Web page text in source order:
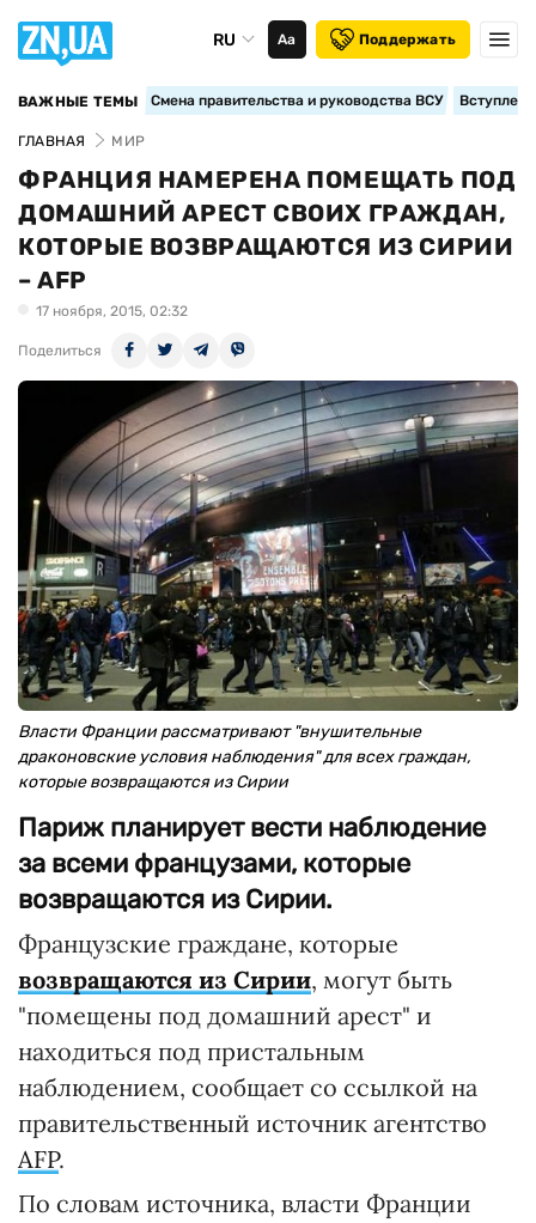
RU Аа Поддержать
ВАЖНЫЕ ТЕМЫ Смена правительства и руководства ВСУ
ГЛАВНАЯ МИР
ФРАНЦИЯ НАМЕРЕНА ПОМЕЩАТЬ ПОД
ДОМАШНИЙ АРЕСТ СВОИХ ГРАЖДАН,
КОТОРЫЕ ВОЗВРАЩАЮТСЯ ИЗ СИРИИ
– AFP
17 ноября, 2015, 02:32
Поделиться
Власти Франции рассматривают "внушительные
драконовские условия наблюдения" для всех граждан,
которые возвращаются из Сирии
Париж планирует вести наблюдение
за всеми французами, которые
возвращаются из Сирии.
Французские граждане, которые
возвращаются из Сирии, могут быть
"помещены под домашний арест" и
находиться под пристальным
наблюдением, сообщает со ссылкой на
правительственный источник агентство
AFP.
По словам источника, власти Франции